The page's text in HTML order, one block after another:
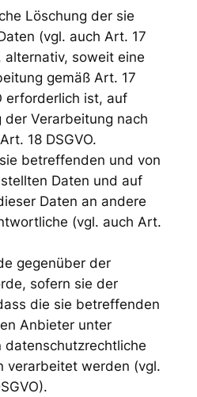
Löschung der sie
(vgl. auch Art. 17
alternativ, soweit eine
gemäß Art. 17
erforderlich ist, auf
der Verarbeitung nach
18 DSGVO.
betreffenden und von
Daten und auf
Daten an andere
(vgl. auch Art.
gegenüber der
sofern sie der
die sie betreffenden
Anbieter unter
datenschutzrechtliche
verarbeitet werden (vgl.